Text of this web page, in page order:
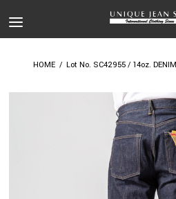
HOME / Lot No. SC42955 / 14oz.